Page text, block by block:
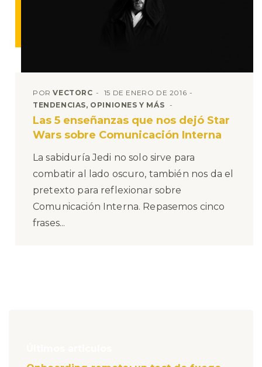
PORVECTORC
15 DE ENERO DE 2016
TENDENCIAS, OPINIONES Y MÁS
Las 5 enseñanzas que nos dejó Star
Wars sobre Comunicación Interna
La sabiduría Jedi no solo sirve para
combatir al lado oscuro, también nos da el
pretexto para reflexionar sobre
Comunicación Interna. Repasemos cinco
frases...